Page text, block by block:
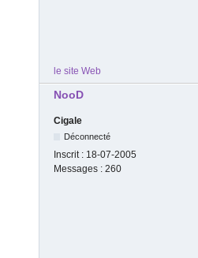
le site Web
NooD
Cigale
Déconnecté
Inscrit : 18-07-2005
Messages : 260